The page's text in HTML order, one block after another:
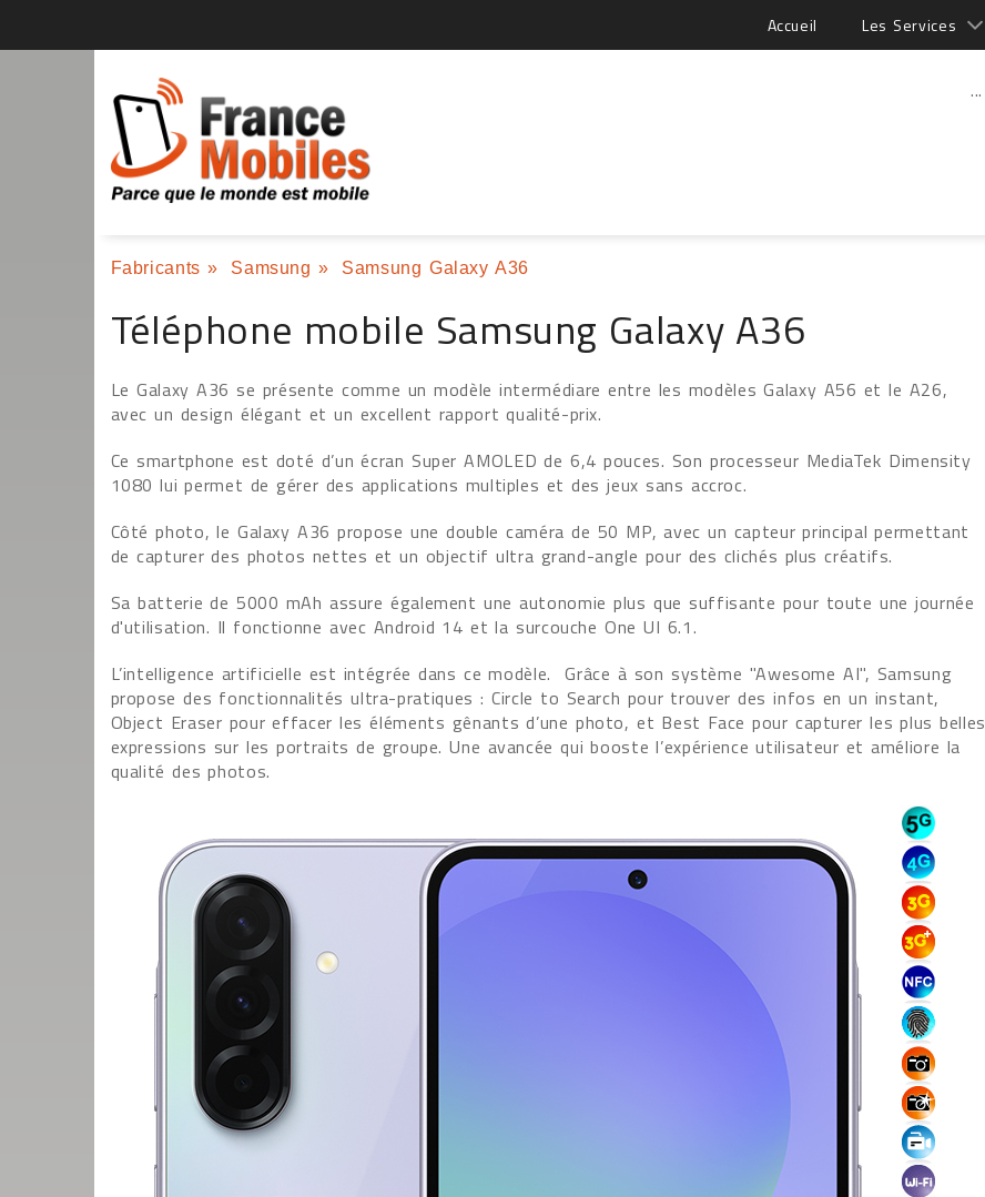
Accueil Les Services
...
Fabricants » Samsung » Samsung Galaxy A36
Téléphone mobile Samsung Galaxy A36
Le Galaxy A36 se présente comme un modèle intermédiare entre les modèles Galaxy A56 et le A26,
avec un design élégant et un excellent rapport qualité-prix.
Ce smartphone est doté d’un écran Super AMOLED de 6,4 pouces. Son processeur MediaTek Dimensity
1080 lui permet de gérer des applications multiples et des jeux sans accroc.
Côté photo, le Galaxy A36 propose une double caméra de 50 MP, avec un capteur principal permettant
de capturer des photos nettes et un objectif ultra grand-angle pour des clichés plus créatifs.
Sa batterie de 5000 mAh assure également une autonomie plus que suffisante pour toute une journée
d'utilisation. Il fonctionne avec Android 14 et la surcouche One UI 6.1.
L’intelligence artificielle est intégrée dans ce modèle. Grâce à son système "Awesome AI", Samsung
propose des fonctionnalités ultra-pratiques : Circle to Search pour trouver des infos en un instant,
Object Eraser pour effacer les éléments gênants d’une photo, et Best Face pour capturer les plus belles
expressions sur les portraits de groupe. Une avancée qui booste l’expérience utilisateur et améliore la
qualité des photos.